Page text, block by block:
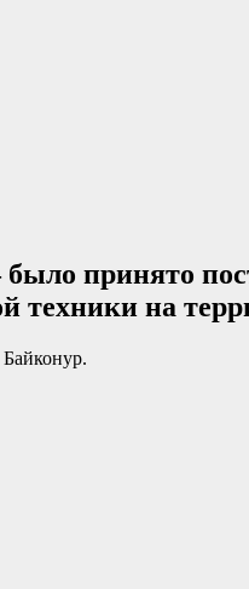
– было
техники на